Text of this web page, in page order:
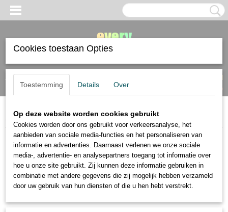
Inloggen Registreren
(0)
Home>pastel en krijt>Holbein
pastel en krijt
softpastel
oliepastel
Cookies toestaan Opties
Toestemming Details Over
Op deze website worden cookies gebruikt
Cookies worden door ons gebruikt voor verkeersanalyse, het
aanbieden van sociale media-functies en het personaliseren van
informatie en advertenties. Daarnaast verlenen we onze sociale
media-, advertentie- en analysepartners toegang tot informatie over
hoe u onze site gebruikt. Zij kunnen deze informatie gebruiken in
combinatie met andere gegevens die zij mogelijk hebben verzameld
door uw gebruik van hun diensten of die u hen hebt verstrekt.